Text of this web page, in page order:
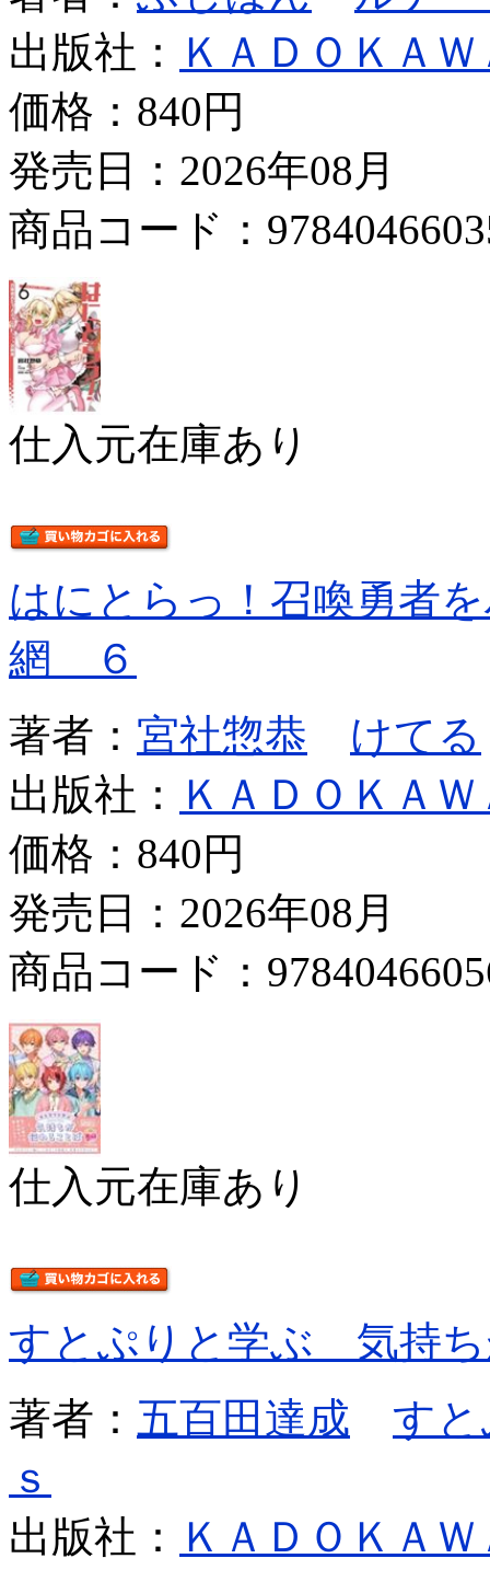
出版社： ＫＡＤＯＫＡＷ
価格： 840円
発売日：2026年08月
商品コード：
仕入元在庫あり
はにとらっ！召喚勇者
網 ６
著者： 宮社惣恭
けてる
出版社： ＫＡＤＯＫＡＷ
価格： 840円
発売日：2026年08月
商品コード：
仕入元在庫あり
すとぷりと学ぶ 気持
著者： 五百田達成
す
ｓ
出版社： ＫＡＤＯＫＡＷ